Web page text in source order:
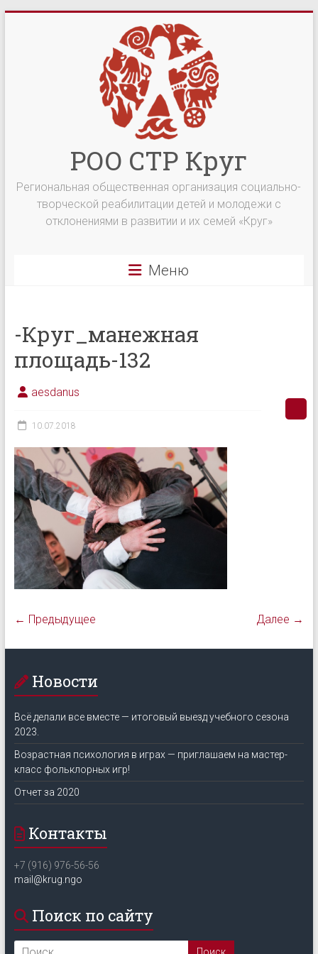
РОО СТР Круг
Региональная общественная организация социально-
творческой реабилитации детей и молодежи с
отклонениями в развитии и их семей «Круг»
Меню
-Круг_манежная
площадь-132
aesdanus
10.07.2018
← Предыдущее Далее →
Новости
Всё делали все вместе — итоговый выезд учебного сезона
2023.
Возрастная психология в играх — приглашаем на мастер-
класс фольклорных игр!
Отчет за 2020
Контакты
+7 (916) 976-56-56
mail@krug.ngo
Поиск по сайту